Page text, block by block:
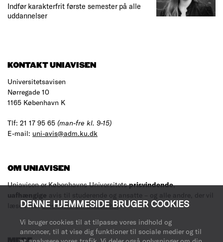
DENNE HJEMMESIDE BRUGER COOKIES
Vi bruger cookies til at tilpasse vores indhold og
annoncer, til at vise dig funktioner til sociale medier og til
Indfør karakterfrit første semester på alle
uddannelser
KONTAKT UNIAVISEN
Universitetsavisen
Nørregade 10
1165 København K
Tlf: 21 17 95 65 (man-fre kl. 9-15)
E-mail: uni-avis@adm.ku.dk
OM UNIAVISEN
Uniavisen er Københavns Universitetsprisvindende,
uafhængige avis til studerende og ansatte – og alle andre, der vil
læse med.Læs mere om avisen her.